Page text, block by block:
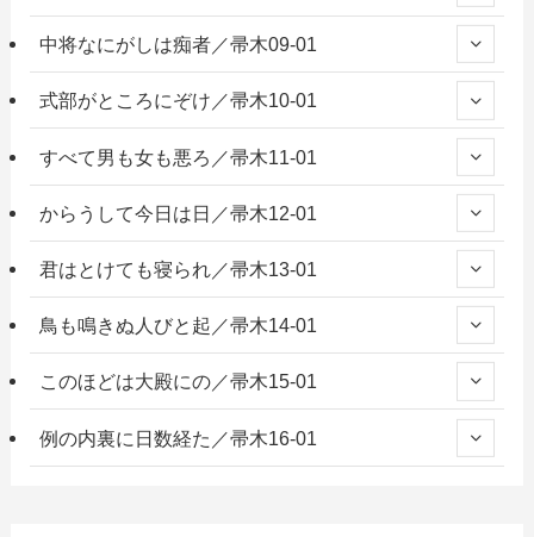
中将なにがしは痴者／帚木09-01
式部がところにぞけ／帚木10-01
すべて男も女も悪ろ／帚木11-01
からうして今日は日／帚木12-01
君はとけても寝られ／帚木13-01
鳥も鳴きぬ人びと起／帚木14-01
このほどは大殿にの／帚木15-01
例の内裏に日数経た／帚木16-01